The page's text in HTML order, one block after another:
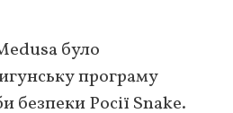
було
програму
безпеки Росії Snake.